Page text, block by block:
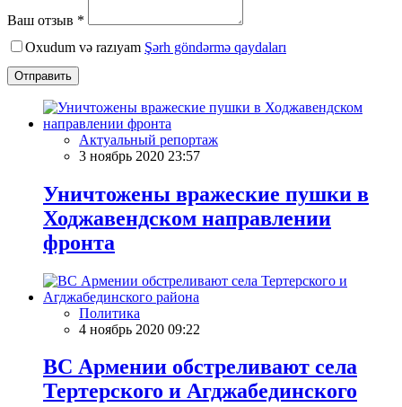
Ваш отзыв *
Oxudum və razıyam Şərh göndərmə qaydaları
Отправить
Актуальный репортаж
3 ноябрь 2020 23:57
Уничтожены вражеские пушки в
Ходжавендском направлении
фронта
Политика
4 ноябрь 2020 09:22
ВС Армении обстреливают села
Тертерского и Агджабединского